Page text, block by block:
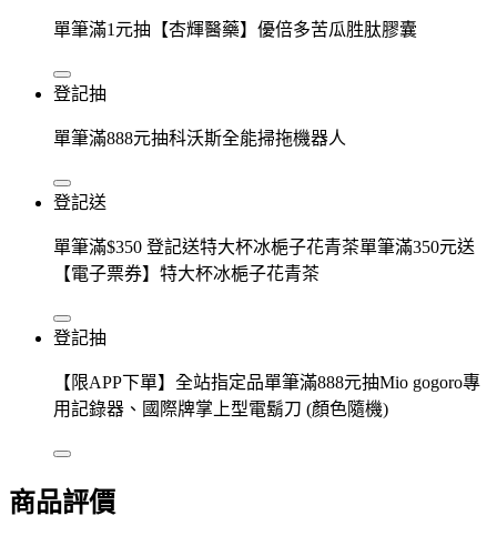
單筆滿1元抽【杏輝醫藥】優倍多苦瓜胜肽膠囊
登記抽
單筆滿888元抽科沃斯全能掃拖機器人
登記送
單筆滿$350 登記送特大杯冰梔子花青茶單筆滿350元送
【電子票券】特大杯冰梔子花青茶
登記抽
【限APP下單】全站指定品單筆滿888元抽Mio gogoro專
用記錄器、國際牌掌上型電鬍刀 (顏色隨機)
商品評價